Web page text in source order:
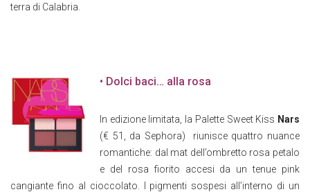
terra di Calabria.
• Dolci baci… alla rosa
In edizione limitata, la Palette Sweet Kiss Nars
(€ 51, da Sephora) riunisce quattro nuance
romantiche: dal mat dell’ombretto rosa petalo
e del rosa fiorito accesi da un tenue pink
cangiante fino al cioccolato. I pigmenti sospesi all’interno di un